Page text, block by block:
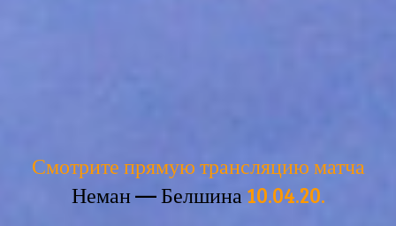
Смотрите прямую трансляцию матча
Неман — Белшина10.04.20.